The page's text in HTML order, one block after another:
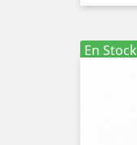
En Stock